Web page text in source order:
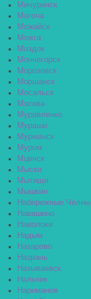
Мичуринск
Могоча
Можайск
Можга
Моздок
Мончегорск
Морозовск
Моршанск
Мосальск
Москва
Муравленко
Мураши
Мурманск
Муром
Мценск
Мыски
Мытищи
Мышкин
Набережные Челны
Навашино
Наволоки
Надым
Назарово
Назрань
Называевск
Нальчик
Нариманов